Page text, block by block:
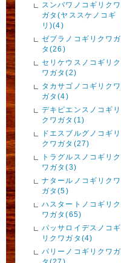
スンバワノコギリクワ
ガタ(ヤススケノコギ
リ)(4)
ゼブラノコギリクワガ
タ(26)
セリケウスノコギリク
ワガタ(2)
タカサゴノコギリクワ
ガタ(4)
デキピエンスノコギリ
クワガタ(1)
ドエスブルグノコギリ
クワガタ(27)
トラグルスノコギリク
ワガタ(3)
ナタールノコギリクワ
ガタ(5)
ハスタートノコギリク
ワガタ(65)
パッサロイデスノコギ
リクワガタ(4)
パリーノコギリクワガ